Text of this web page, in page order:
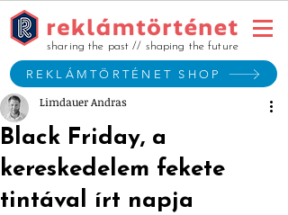
REKLÁMTÖRTÉNET SHOP
sharing the past // shaping the future
Black Friday, a
kereskedelem fekete
tintával írt napja
Limdauer Andras